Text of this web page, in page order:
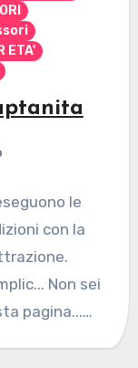
ETA'
le
con la
Non sei
pagina...…